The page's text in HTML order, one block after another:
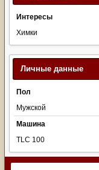
Интересы
Химки
Личные данные
Пол
Мужской
Машина
TLC 100